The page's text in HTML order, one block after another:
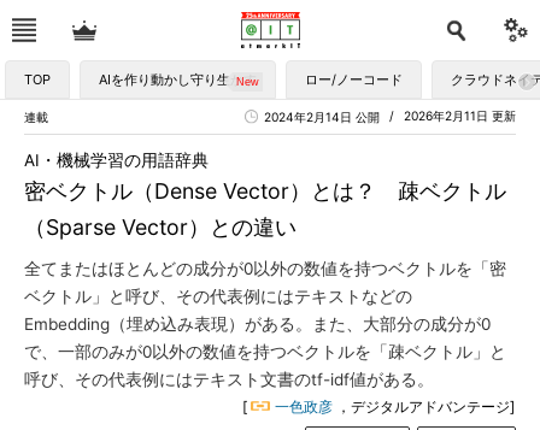
TOP AIを作り動かし守り生かす ロー/ノーコード クラウドネイ
連載 2026年2月11日 更新
2024年2月14日 公開
密ベクトル（Dense Vector）とは？ 疎ベクトル
（Sparse Vector）との違い
AI・機械学習の用語辞典
全てまたはほとんどの成分が0以外の数値を持つベクトルを「密
ベクトル」と呼び、その代表例にはテキストなどの
Embedding（埋め込み表現）がある。また、大部分の成分が0
で、一部のみが0以外の数値を持つベクトルを「疎ベクトル」と
呼び、その代表例にはテキスト文書のtf-idf値がある。
[ 一色政彦 ，デジタルアドバンテージ]